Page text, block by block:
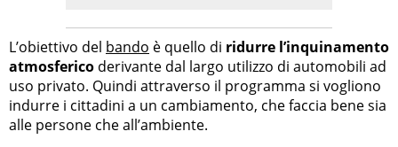
L’obiettivo del bando è quello di ridurre l’inquinamento
atmosferico derivante dal largo utilizzo di automobili ad
uso privato. Quindi attraverso il programma si vogliono
indurre i cittadini a un cambiamento, che faccia bene sia
alle persone che all’ambiente.